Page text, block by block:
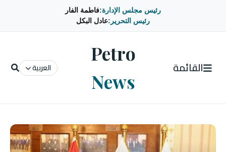
رئيس مجلس الإدارة:فاطمة الفار
رئيس التحرير:عادل البكل
القائمة
Petro
News
العربية